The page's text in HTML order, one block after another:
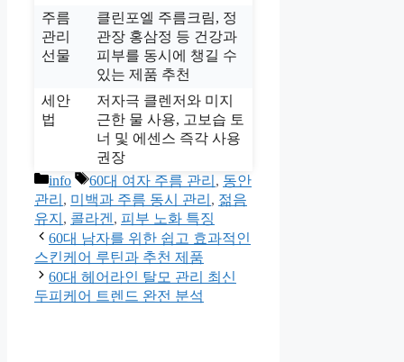
주름
관리
선물
클린포엘 주름크림, 정
관장 홍삼정 등 건강과
피부를 동시에 챙길 수
있는 제품 추천
세안
법
저자극 클렌저와 미지
근한 물 사용, 고보습 토
너 및 에센스 즉각 사용
권장
카
테
고
리
info
태
그
60대 여자 주름 관리 , 동안
관리 , 미백과 주름 동시 관리 , 젊음
유지 , 콜라겐 , 피부 노화 특징
60대 남자를 위한 쉽고 효과적인
스킨케어 루틴과 추천 제품
60대 헤어라인 탈모 관리 최신
두피케어 트렌드 완전 분석